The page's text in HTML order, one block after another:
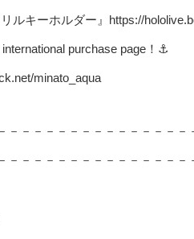
ルキーホルダー』https://
purchase page！⚓
minato_aqua
－－－－－－－－－－－－－－
－－－－－－－－－－－－－－